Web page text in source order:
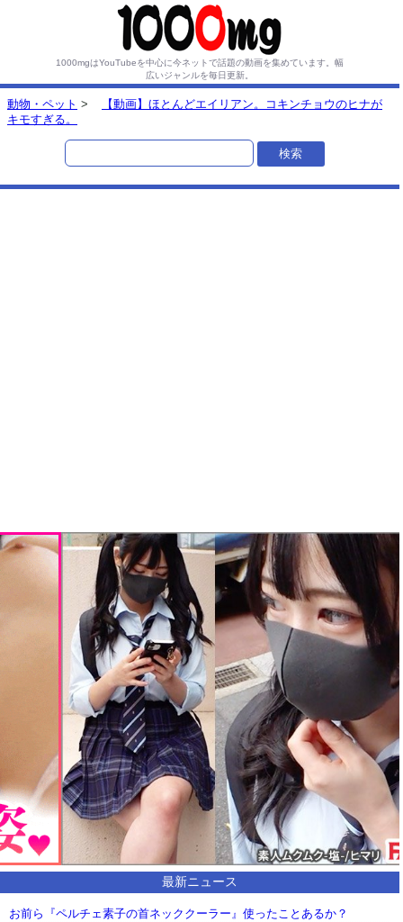
1000mgはYouTubeを中心に今ネットで話題の動画を集めています。 幅
広いジャンルを毎日更新。
動物・ペット >
【動画】ほとんどエイリアン。コキンチョウのヒナが
キモすぎる。
最新ニュース
お前ら『ペルチェ素子の首ネッククーラー』使ったことあるか？